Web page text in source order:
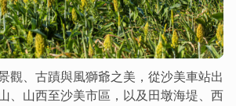
觀、古蹟與風獅爺之美，從沙美車站出
、山西至沙美市區，以及田墩海堤、西